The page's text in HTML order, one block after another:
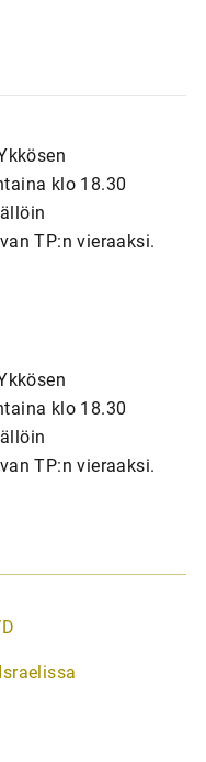
klo 18.30
TP:n vieraaksi.
klo 18.30
TP:n vieraaksi.